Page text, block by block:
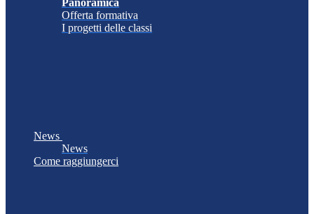
Panoramica
Offerta formativa
I progetti delle classi
News
News
Come raggiungerci